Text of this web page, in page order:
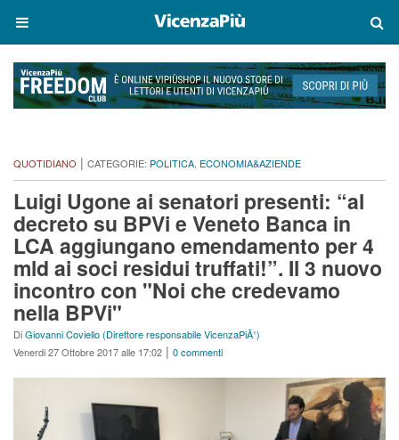
QUOTIDIANO | CATEGORIE: POLITICA, ECONOMIA&AZIENDE
Luigi Ugone ai senatori presenti: “al
decreto su BPVi e Veneto Banca in
LCA aggiungano emendamento per 4
mld ai soci residui truffati!”. Il 3 nuovo
incontro con "Noi che credevamo
nella BPVi"
DiGiovanni Coviello (Direttore responsabile VicenzaPiÃ¹)
Venerdi 27 Ottobre 2017 alle 17:02 | 0 commenti